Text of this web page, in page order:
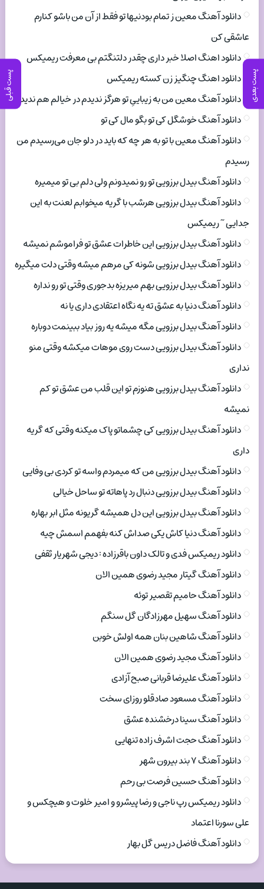
پست بعدی پست قبلی
دانلود آهنگ معین ز تمام بودنیها تو فقط از آن من باشو کنارم
عاشقی کن
دانلود اهنگ اصلا خبر داری چقدر دلتنگتم بی معرفت ریمیکس
دانلود اهنگ چنگیز زن کسته ریمیکس
دانلود آهنگ معین من به زیباییِ تو هرگز ندیدم در خیالم هم ندیدم
دانلود آهنگ خوشگل کی تو بگو مال کی تو
دانلود آهنگ معین با تو به هر چه که باید در دلو جان می‌رسیدم من
رسیدم
دانلود آهنگ بیدل برزویی تو رو نمیدونم ولی دلم بی تو میمیره
دانلود آهنگ بیدل برزویی هرشب با گریه میخوابم لعنت به این
جدایی ~ ریمیکس
دانلود آهنگ بیدل برزویی این خاطرات عشق تو فراموشم نمیشه
دانلود آهنگ بیدل برزویی شونه کی مرهم میشه وقتی دلت میگیره
دانلود آهنگ بیدل برزویی بهم میریزه بدجوری وقتی تو رو نداره
دانلود آهنگ دنیا به عشق ته یه نگاه اعتقادی داری یا نه
دانلود آهنگ بیدل برزویی مگه میشه یه روز بیاد ببینمت دوباره
دانلود آهنگ بیدل برزویی دست روی موهات میکشه وقتی منو
نداری
دانلود آهنگ بیدل برزویی هنوزم تو این قلب من عشق تو کم
نمیشه
دانلود آهنگ بیدل برزویی کی چشماتو پاک میکنه وقتی که گریه
داری
دانلود آهنگ بیدل برزویی من که میمردم واسه تو کردی بی وفایی
دانلود آهنگ بیدل برزویی دنبال رد پاهاته تو ساحل خیالی
دانلود آهنگ بیدل برزویی این دل همیشه گریونه مثل ابر بهاره
دانلود آهنگ دنیا کاش یکی صداش کنه بفهمم اسمش چیه
دانلود ریمیکس فدی و تالک داون باقرزاده : دیجی شهریار ثقفی
دانلود آهنگ گیتار مجید رضوی همین الان
دانلود آهنگ حامیم تقصیر توئه
دانلود آهنگ سهیل مهرزادگان گل سنگم
دانلود آهنگ شاهین بنان همه اولش خوبن
دانلود آهنگ مجید رضوی همین الان
دانلود آهنگ علیرضا قربانی صبح آزادی
دانلود آهنگ مسعود صادقلو روزای سخت
دانلود آهنگ سینا درخشنده عشق
دانلود آهنگ حجت اشرف زاده تنهایی
دانلود آهنگ ۷ بند بیرون شهر
دانلود آهنگ حسین فرصت بی رحم
دانلود ریمیکس رپ ناجی و رضا پیشرو و امیر خلوت و هیچکس و
علی سورنا اعتماد
دانلود آهنگ فاضل دریس گل بهار